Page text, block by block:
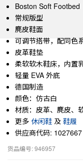
Boston Soft Footbed
常规版型
麂皮鞋面
可调节搭带，配同色
皮革鞋垫
柔软软木鞋床，内置
轻量 EVA 外底
德国制造
颜色：仿古白
材质：皮革、麂皮、
更多 休闲鞋 及 鞋履
供应商代码: 1027667
货品编号: 946957